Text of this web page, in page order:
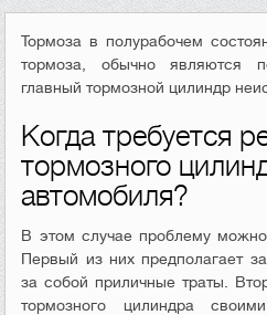
Тормоза в полурабочем
тормоза, обычно являются
главный тормозной цилиндр
Когда требуется
тормозного
автомобиля?
В этом случае проблему
Первый из них предполагает
за собой приличные траты.
тормозного цилиндра